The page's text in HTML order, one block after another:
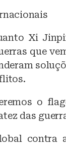
Xi
que
o
das
contra